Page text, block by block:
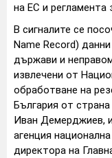
на ЕС и регламента
В сигналите се
Name Record)
държави и
извлечени от
обработване на
България от
Иван Демерджиев,
агенция
директорa на